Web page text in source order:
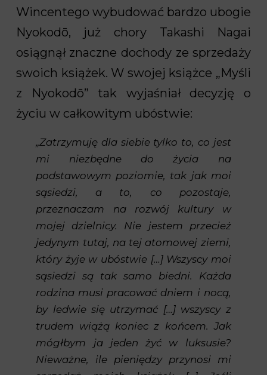
Wincentego wybudować bardzo ubogie
Nyokodō, już chory Takashi Nagai
osiągnął znaczne dochody ze sprzedaży
swoich książek. W swojej książce „Myśli
z Nyokodō” tak wyjaśniał decyzję o
życiu w całkowitym ubóstwie:
„Zatrzymuję dla siebie tylko to, co jest
mi niezbędne do życia na
podstawowym poziomie, tak jak moi
sąsiedzi, a to, co pozostaje,
przeznaczam na rozwój kultury w
mojej dzielnicy. Nie jestem przecież
jedynym tutaj, na tej atomowej ziemi,
który żyje w ubóstwie […] Wszyscy moi
sąsiedzi są tak samo biedni. Każda
rodzina musi pracować dniem i nocą,
by ledwie się utrzymać […] wszyscy z
trudem wiążą koniec z końcem. Jak
mógłbym ja jeden żyć w luksusie?
Nieważne, ile pieniędzy przynosi mi